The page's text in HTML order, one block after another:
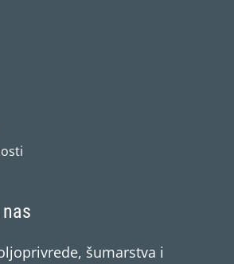
šumarstva i